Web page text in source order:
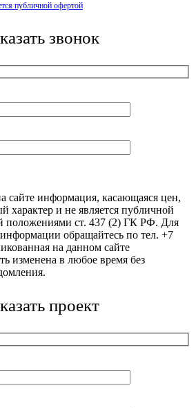
публичной офертой
звонок
сайте информация, касающаяся цен,
характер и не является публичной
положениями ст. 437 (2) ГК РФ. Для
обращайтесь по тел. +7
на данном сайте
изменена в любое время без
проект